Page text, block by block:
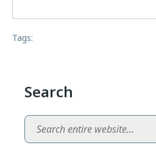
Tags:
Search
Search